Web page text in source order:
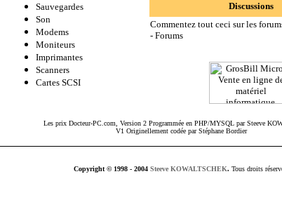
Sauvegardes
Son
Modems
Moniteurs
Imprimantes
Scanners
Cartes SCSI
Discussions
Commentez tout ceci sur les
- Forums
Les prix Docteur-PC.com , Version 2 Programmée en PHP/MYSQL par Steeve
V1 Originellement codée par Stéphane Bordier
Copyright © 1998 - 2004 Steeve KOWALTSCHEK. Tous droits